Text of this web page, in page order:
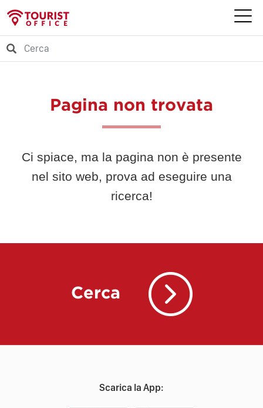
Pagina non trovata
Ci spiace, ma la pagina non è presente
nel sito web, prova ad eseguire una
ricerca!
Cerca
Scarica la App: